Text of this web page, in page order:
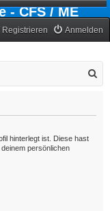
- CFS / ME
Anmelden
Registrieren
hinterlegt ist. Diese hast
persönlichen